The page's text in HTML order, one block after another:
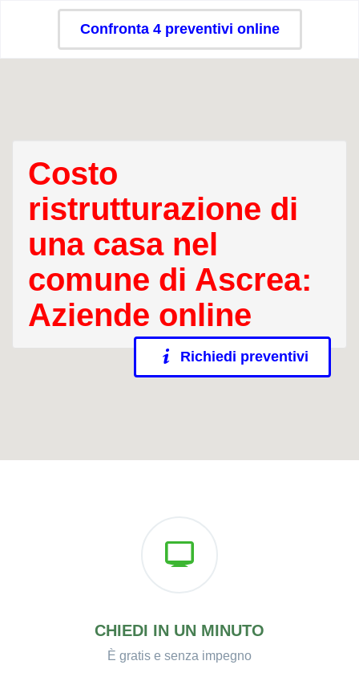
Confronta 4 preventivi online
Costo
ristrutturazione di
una casa nel
comune di Ascrea:
Aziende online
Richiedi preventivi
CHIEDI IN UN MINUTO
È gratis e senza impegno